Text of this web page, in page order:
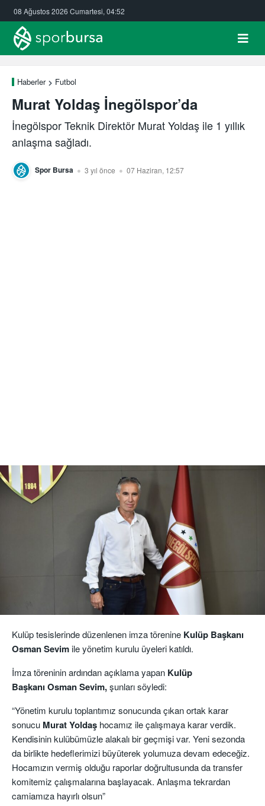
08 Ağustos 2026 Cumartesi, 04:52
Haberler Futbol
Murat Yoldaş İnegölspor’da
İnegölspor Teknik Direktör Murat Yoldaş ile 1 yıllık
anlaşma sağladı.
Spor Bursa 3 yıl önce 07 Haziran, 12:57
Kulüp tesislerinde düzenlenen imza törenine Kulüp Başkanı
Osman Sevimile yönetim kurulu üyeleri katıldı.
İmza töreninin ardından açıklama yapan Kulüp
Başkanı Osman Sevim,şunları söyledi:
“Yönetim kurulu toplantımız sonucunda çıkan ortak karar
sonucu Murat Yoldaş hocamız ile çalışmaya karar verdik.
Kendisinin kulübümüzle alakalı bir geçmişi var. Yeni sezonda
da birlikte hedeflerimizi büyüterek yolumuza devam edeceğiz.
Hocamızın vermiş olduğu raporlar doğrultusunda da transfer
komitemiz çalışmalarına başlayacak. Anlaşma tekrardan
camiamıza hayırlı olsun”